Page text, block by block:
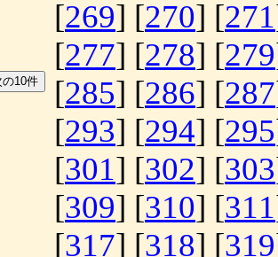
[269] [270] [271
[277] [278] [279
[285] [286] [287
[293] [294] [295
[301] [302] [303
[309] [310] [311
[317] [318] [319